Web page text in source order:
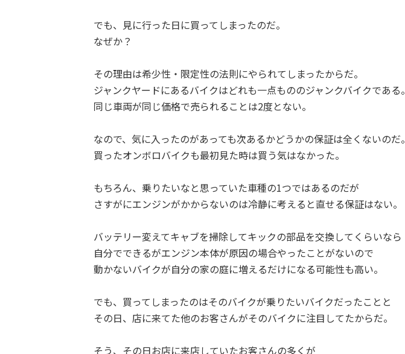
でも、見に行った日に買ってしまったのだ。
なぜか？
その理由は希少性・限定性の法則にやられてしまったからだ。
ジャンクヤードにあるバイクはどれも一点もののジャンクバイクである。
同じ車両が同じ価格で売られることは2度とない。
なので、気に入ったのがあっても次あるかどうかの保証は全くないのだ。
買ったオンボロバイクも最初見た時は買う気はなかった。
もちろん、乗りたいなと思っていた車種の1つではあるのだが
さすがにエンジンがかからないのは冷静に考えると直せる保証はない。
バッテリー変えてキャブを掃除してキックの部品を交換してくらいなら
自分でできるがエンジン本体が原因の場合やったことがないので
動かないバイクが自分の家の庭に増えるだけになる可能性も高い。
でも、買ってしまったのはそのバイクが乗りたいバイクだったことと
その日、店に来てた他のお客さんがそのバイクに注目してたからだ。
そう、その日お店に来店していたお客さんの多くが